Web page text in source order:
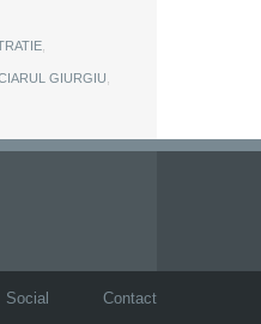
GIURGIU
Social Contact